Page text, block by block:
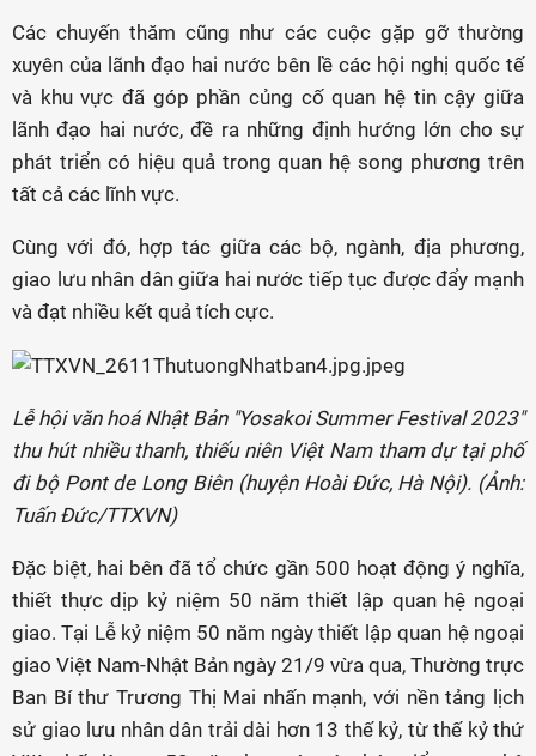
Các chuyến thăm cũng như các cuộc gặp gỡ thường
xuyên của lãnh đạo hai nước bên lề các hội nghị quốc tế
và khu vực đã góp phần củng cố quan hệ tin cậy giữa
lãnh đạo hai nước, đề ra những định hướng lớn cho sự
phát triển có hiệu quả trong quan hệ song phương trên
tất cả các lĩnh vực.
Cùng với đó, hợp tác giữa các bộ, ngành, địa phương,
giao lưu nhân dân giữa hai nước tiếp tục được đẩy mạnh
và đạt nhiều kết quả tích cực.
Lễ hội văn hoá Nhật Bản "Yosakoi Summer Festival 2023"
thu hút nhiều thanh, thiếu niên Việt Nam tham dự tại phố
đi bộ Pont de Long Biên (huyện Hoài Đức, Hà Nội). (Ảnh:
Tuấn Đức/TTXVN)
Đặc biệt, hai bên đã tổ chức gần 500 hoạt động ý nghĩa,
thiết thực dịp kỷ niệm 50 năm thiết lập quan hệ ngoại
giao. Tại Lễ kỷ niệm 50 năm ngày thiết lập quan hệ ngoại
giao Việt Nam-Nhật Bản ngày 21/9 vừa qua, Thường trực
Ban Bí thư Trương Thị Mai nhấn mạnh, với nền tảng lịch
sử giao lưu nhân dân trải dài hơn 13 thế kỷ, từ thế kỷ thứ